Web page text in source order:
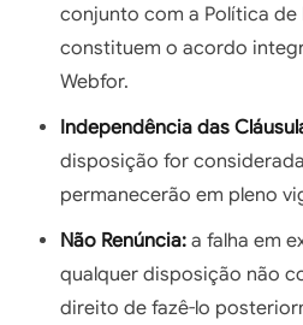
conjunto com a Política de
constituem o acordo
Webfor.
Independência das
disposição for
permanecerão em pleno
Não Renúncia: a falha em
qualquer disposição não
direito de fazê-lo